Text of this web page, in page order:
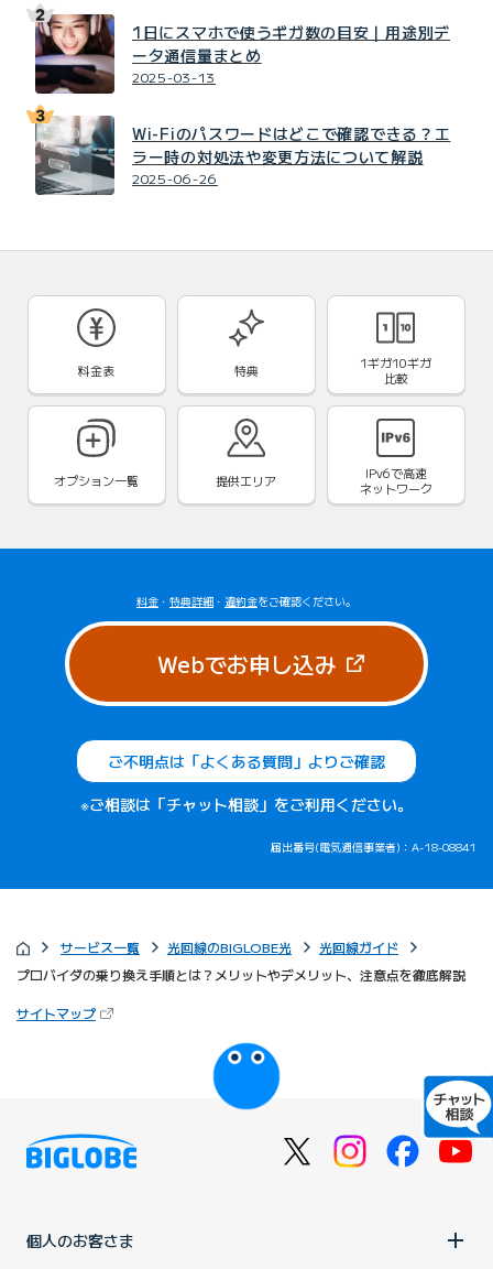
1日にスマホで使うギガ数の目安｜用途別デ
ータ通信量まとめ
2025-03-13
Wi-Fiのパスワードはどこで確認できる？エ
ラー時の対処法や変更方法について解説
2025-06-26
料金表 特典
1ギガ10ギガ
比較
オプション一覧 提供エリア IPv6で高速
ネットワーク
料金 ・ 特典詳細 ・ 違約金をご確認ください。
Webでお申し込み（新しいタブ
ご不明点は「よくある質問」よりご確認
※ご相談は「チャット相談」をご利用ください。
届出番号(電気通信事業者)：A-18-08841
サービス一覧 光回線のBIGLOBE光
光回線ガイド
プロバイダの乗り換え手順とは？メリットやデメリット、注意点を徹底解説
サイトマップ（新しいタブで開きます）
びっぷるのページ
個人のお客さま